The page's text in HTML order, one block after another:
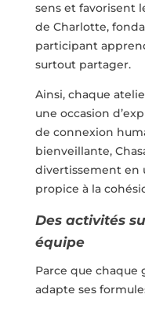
sens et favorisent
de Charlotte,
participant
surtout partager.
Ainsi, chaque
une occasion
de connexion
bienveillante,
divertissement en
propice à la
Des activités
équipe
Parce que chaque
adapte ses